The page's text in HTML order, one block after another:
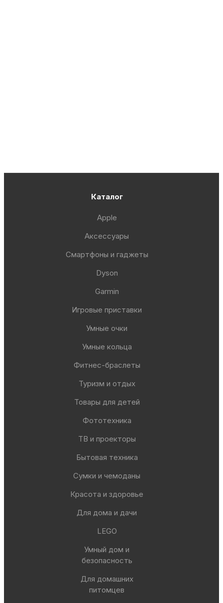
Каталог
Apple
Аксессуары
Смартфоны и гаджеты
Dyson
Garmin
Игровые приставки
Умные очки
Умные кольца
Фитнес-браслеты
Туризм и отдых
Товары для детей
Фототехника
ТВ и проекторы
Бытовая техника
Сумки и чемоданы
Красота и здоровье
Для дома и дачи
LEGO
Умный дом и
безопасность
Для домашних
питомцев